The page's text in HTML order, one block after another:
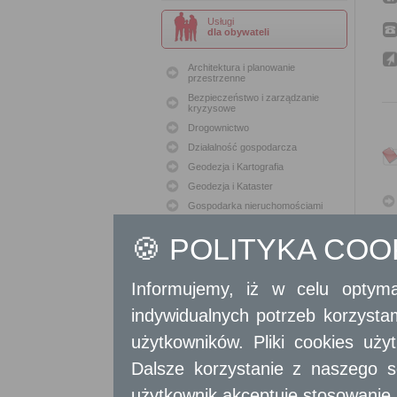
Usługi
dla obywateli
Architektura i planowanie
przestrzenne
Bezpieczeństwo i zarządzanie
kryzysowe
Drogownictwo
Działalność gospodarcza
Geodezja i Kartografia
Geodezja i Kataster
Gospodarka nieruchomościami
Ochrona Środowiska
Podatki i opłaty lokalne
Polityka społeczna
Skargi i wnioski
Sport i Rekreacja
Sprawy komunalne
🍪 POLITYKA
Informujemy, iż w celu
indywidualnych potrzeb
użytkowników. Pliki cookies
Dalsze korzystanie z naszego